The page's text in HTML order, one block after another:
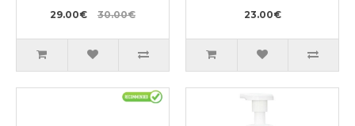
29.00€ 30.00€ 23.00€